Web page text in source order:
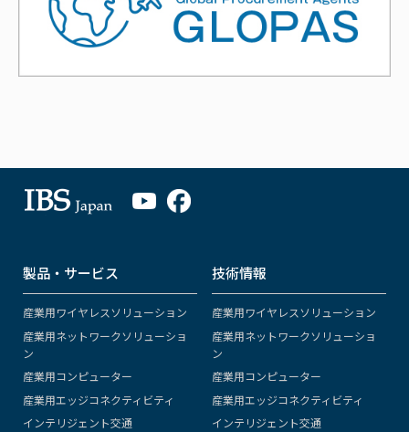
製品・サービス
産業用ワイヤレスソリューション
産業用ネットワークソリューショ
ン
産業用コンピューター
産業用エッジコネクティビティ
インテリジェント交通
技術情報
産業用ワイヤレスソリューション
産業用ネットワークソリューショ
ン
産業用コンピューター
産業用エッジコネクティビティ
インテリジェント交通